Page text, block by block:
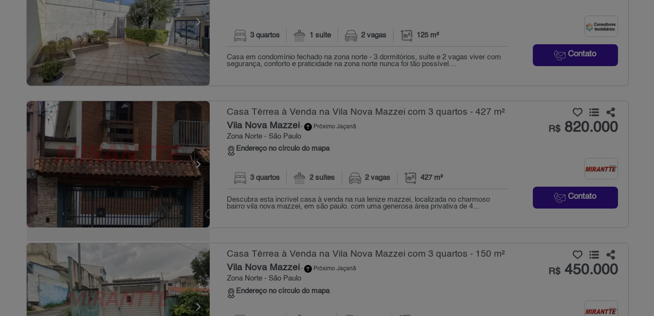
Contato
3 quartos 1 suíte 2 vagas 125 m²
Casa em condomínio fechado na zona norte - 3 dormitórios, suíte e 2 vagas viver com
segurança, conforto e praticidade na zona norte nunca foi tão possível....
Casa Térrea à Venda na Vila Nova Mazzei com 3 quartos - 427 m²
Vila Nova Mazzei- Próximo Jaçanã
Zona Norte - São Paulo
Endereço no círculo do mapa
R$820.000
Contato
3 quartos 2 suítes 2 vagas 427 m²
Descubra esta incrível casa à venda na rua lenize mazzei, localizada no charmoso
bairro vila nova mazzei, em são paulo. com uma generosa área privativa de 4...
Casa Térrea à Venda na Vila Nova Mazzei com 3 quartos - 150 m²
Vila Nova Mazzei - Próximo Jaçanã
Zona Norte - São Paulo
Endereço no círculo do mapa
R$450.000